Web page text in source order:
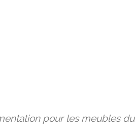
pour les meubles du